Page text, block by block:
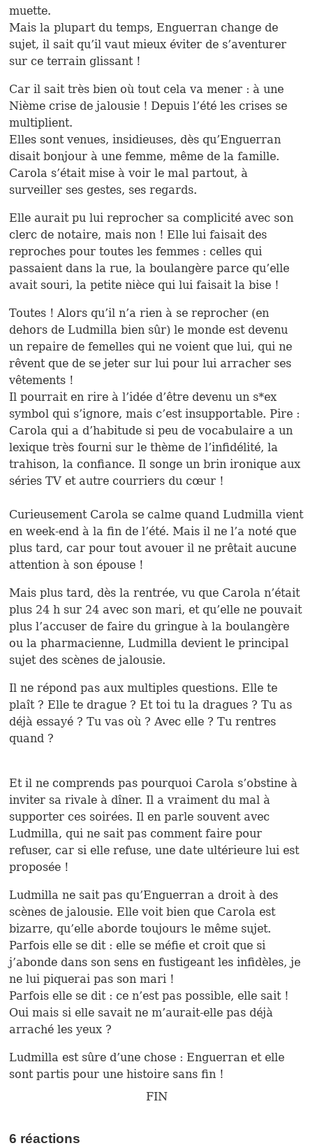
muette.
Mais la plupart du temps, Enguerran change de
sujet, il sait qu’il vaut mieux éviter de s’aventurer
sur ce terrain glissant !
Car il sait très bien où tout cela va mener : à une
Nième crise de jalousie ! Depuis l’été les crises se
multiplient.
Elles sont venues, insidieuses, dès qu’Enguerran
disait bonjour à une femme, même de la famille.
Carola s’était mise à voir le mal partout, à
surveiller ses gestes, ses regards.
Elle aurait pu lui reprocher sa complicité avec son
clerc de notaire, mais non ! Elle lui faisait des
reproches pour toutes les femmes : celles qui
passaient dans la rue, la boulangère parce qu’elle
avait souri, la petite nièce qui lui faisait la bise !
Toutes ! Alors qu’il n’a rien à se reprocher (en
dehors de Ludmilla bien sûr) le monde est devenu
un repaire de femelles qui ne voient que lui, qui ne
rêvent que de se jeter sur lui pour lui arracher ses
vêtements !
Il pourrait en rire à l’idée d’être devenu un s*ex
symbol qui s’ignore, mais c’est insupportable. Pire :
Carola qui a d’habitude si peu de vocabulaire a un
lexique très fourni sur le thème de l’infidélité, la
trahison, la confiance. Il songe un brin ironique aux
séries TV et autre courriers du cœur !
Curieusement Carola se calme quand Ludmilla vient
en week-end à la fin de l’été. Mais il ne l’a noté que
plus tard, car pour tout avouer il ne prêtait aucune
attention à son épouse !
Mais plus tard, dès la rentrée, vu que Carola n’était
plus 24 h sur 24 avec son mari, et qu’elle ne pouvait
plus l’accuser de faire du gringue à la boulangère
ou la pharmacienne, Ludmilla devient le principal
sujet des scènes de jalousie.
Il ne répond pas aux multiples questions. Elle te
plaît ? Elle te drague ? Et toi tu la dragues ? Tu as
déjà essayé ? Tu vas où ? Avec elle ? Tu rentres
quand ?
Et il ne comprends pas pourquoi Carola s’obstine à
inviter sa rivale à dîner. Il a vraiment du mal à
supporter ces soirées. Il en parle souvent avec
Ludmilla, qui ne sait pas comment faire pour
refuser, car si elle refuse, une date ultérieure lui est
proposée !
Ludmilla ne sait pas qu’Enguerran a droit à des
scènes de jalousie. Elle voit bien que Carola est
bizarre, qu’elle aborde toujours le même sujet.
Parfois elle se dit : elle se méfie et croit que si
j’abonde dans son sens en fustigeant les infidèles, je
ne lui piquerai pas son mari !
Parfois elle se dit : ce n’est pas possible, elle sait !
Oui mais si elle savait ne m’aurait-elle pas déjà
arraché les yeux ?
Ludmilla est sûre d’une chose : Enguerran et elle
sont partis pour une histoire sans fin !
FIN
6 réactions